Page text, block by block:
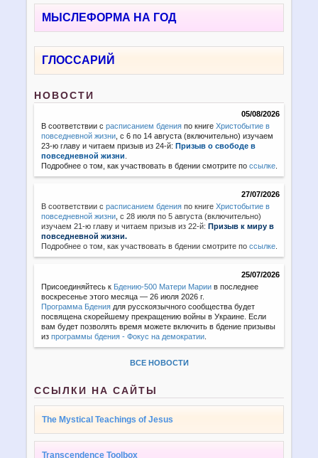
МЫСЛЕФОРМА НА ГОД
ГЛОССАРИЙ
НОВОСТИ
05/08/2026
В соответствии срасписанием бдения по книгеХристобытие в
повседневной жизни , с 6 по 14 августа (включительно) изучаем
23-ю главу и читаем призыв из 24-й:Призыв о свободе в
повседневной жизни
Подробнее о том, как участвовать в бдении смотрите поссылке
27/07/2026
В соответствии с расписанием бдения по книгеХристобытие в
повседневной жизни с 28 июля по 5 августа (включительно)
изучаем 21-ю главу и читаем призыв из 22-й:Призыв к миру в
повседневной жизни.
Подробнее о том, как участвовать в бдении смотрите поссылке
25/07/2026
Присоединяйтесь к Бдению-500 Матери Марии в последнее
воскресенье этого месяца — 26 июля 2026 г.
Программа Бдения для русскоязычного сообщества будет
посвящена скорейшему прекращению войны в Украине. Если
вам будет позволять время можете включить в бдение призывы
изпрограммы бдения - Фокус на демократии
ВСЕ НОВОСТИ
ССЫЛКИ НА САЙТЫ
The Mystical Teachings of Jesus
Transcendence Toolbox